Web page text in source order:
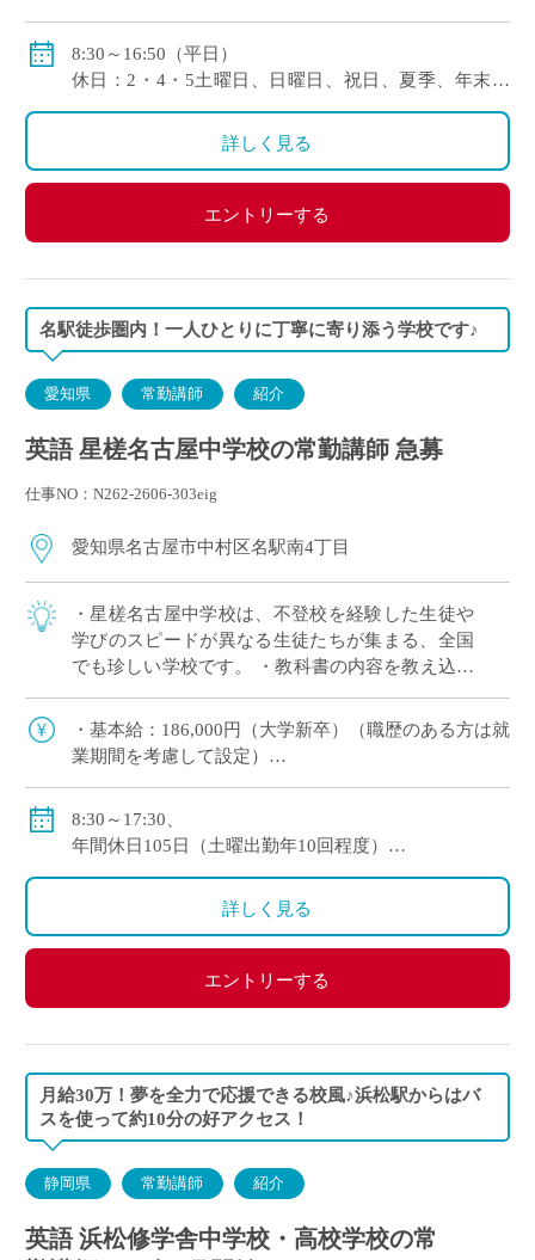
賞与年2回
8:30～16:50（平日）
休日：2・4・5土曜日、日曜日、祝日、夏季、年末年
始等
詳しく見る
エントリーする
名駅徒歩圏内！一人ひとりに丁寧に寄り添う学校です♪
愛知県 常勤講師 紹介
英語 星槎名古屋中学校の常勤講師 急募
仕事NO：N262-2606-303eig
愛知県名古屋市中村区名駅南4丁目
・星槎名古屋中学校は、不登校を経験した生徒や
学びのスピードが異なる生徒たちが集まる、全国
でも珍しい学校です。 ・教科書の内容を教え込む
よりも、生徒さんの理解度に合わせて指導を行
い、「できた！」を大切にできる校風です。 ・
[…]
・基本給：186,000円（大学新卒）（職歴のある方は就
業期間を考慮して設定）
・手当：40,000円
・超過勤務手当
・通勤手当：実費支給（上限150,000円）
※但し、公共交通機関の最短区間6ヶ月定期代の月
・昇給：あり（毎年4月）
・賞与：あり（7月、12月）
・賃金支払日：毎月末日締め、25日支払（支給日が銀
8:30～17:30、
年間休日105日（土曜出勤年10回程度）
年次有給休暇：6ヶ月継続勤務後、10日（6ヶ月以内の
年次有給休暇は無）
詳しく見る
エントリーする
月給30万！夢を全力で応援できる校風♪浜松駅からはバ
スを使って約10分の好アクセス！
静岡県 常勤講師 紹介
英語 浜松修学舎中学校・高校学校の常